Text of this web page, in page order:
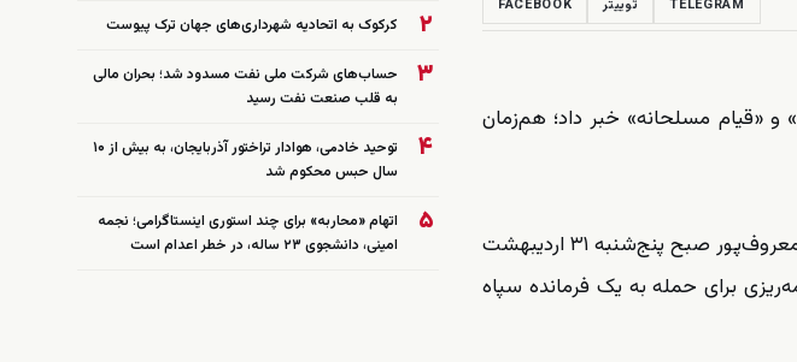
TELEGRAM توییتر FACEBOOK
و «قیام مسلحانه» خبر داد؛ هم‌زمان
به گزارش آراز نیوز به نقل از خبرگزاری میزان، ارگان رسمی قوه قضائیه ایران، رامین زله و کریم معروف‌پور صبح پنج‌شنبه ۳۱ اردیبهشت
برای حمله به یک فرمانده سپاه
۲ کرکوک به اتحادیه شهرداری‌های جهان ترک پیوست
۳
حساب‌های شرکت ملی نفت مسدود شد؛ بحران مالی
به قلب صنعت نفت رسید
۴
توحید خادمی، هوادار تراختور آذربایجان، به بیش از ۱۰
سال حبس محکوم شد
۵
اتهام «محاربه» برای چند استوری اینستاگرامی؛ نجمه
امینی، دانشجوی ۲۳ ساله، در خطر اعدام است